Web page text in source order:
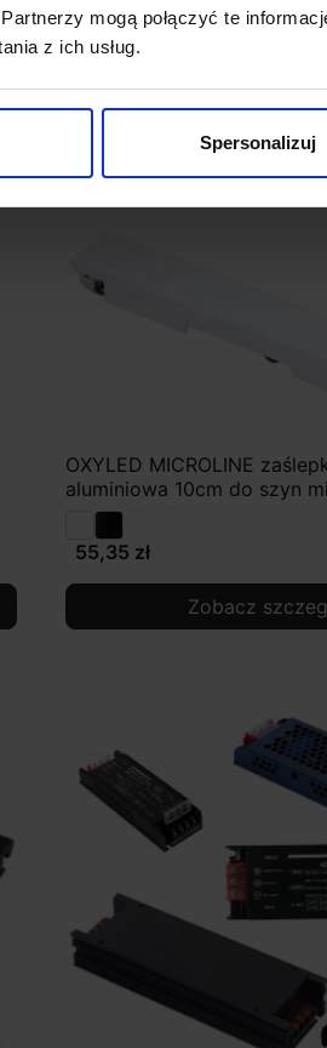
mogą połączyć te
z ich usług.
Spersonalizuj
OXYLED MICROLINE
aluminiowa 10cm do szyn
55,35 zł
Zobacz